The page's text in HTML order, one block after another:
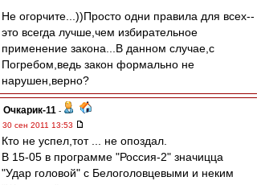
Не огорчите...))Просто одни правила для всех--
это всегда лучше,чем избирательное
применение закона...В данном случае,с
Погребом,ведь закон формально не
нарушен,верно?
Очкарик-11 -
30 сен 2011 13:53
Кто не успел,тот ... не опоздал.
В 15-05 в программе "Россия-2" значицца
"Удар головой" с Белоголовцевыми и неким